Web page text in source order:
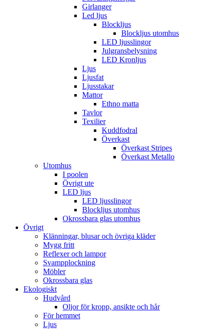
Girlanger
Led ljus
Blockljus
Blockljus utomhus
LED ljusslingor
Julgransbelysning
LED Kronljus
Ljus
Ljusfat
Ljusstakar
Mattor
Ethno matta
Tavlor
Texilier
Kuddfodral
Överkast
Överkast Stripes
Överkast Metallo
Utomhus
I poolen
Övrigt ute
LED ljus
LED ljusslingor
Blockljus utomhus
Okrossbara glas utomhus
Övrigt
Klänningar, blusar och övriga kläder
Mygg fritt
Reflexer och lampor
Svampplockning
Möbler
Okrossbara glas
Ekologiskt
Hudvård
Oljor för kropp, ansikte och hår
För hemmet
Ljus